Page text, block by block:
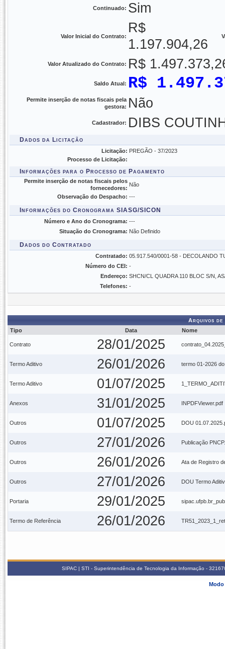
Continuado: Sim
Valor Inicial do Contrato:
R$
1.197.904,26
Valor Atualizado do Contrato: R$
Saldo Atual: R$
Permite inserção de notas fiscais pela
gestora: Não
Cadastrador: DIBS
Dados da Licitação
Licitação: PREGÃO - 37/2023
Processo de Licitação:
Informações para o Processo de Pagamento
Permite inserção de notas fiscais pelos
fornecedores:
Não
Observação do Despacho: ---
Informações do Cronograma SIASG/SICON
Número e Ano do Cronograma: ---
Situação do Cronograma: Não Definido
Dados do Contratado
Contratado: 05.917.540/0001-58 - DECOLANDO
Número do CEI: -
Endereço: SHCN/CL QUADRA 110 BLOC S/N,
Telefones: -
Arquivos
Tipo
Data Nome
Contrato 28/01/2025
Termo Aditivo 26/01/2026 termo 01-2026
Termo Aditivo 01/07/2025
Anexos 31/01/2025 INPDFViewer.pdf
Outros 01/07/2025 DOU
Outros 27/01/2026 Publicação
Outros 26/01/2026 Ata de Registro
Outros 27/01/2026 DOU Termo
Portaria 29/01/2025
Termo de Referência 26/01/2026
SIPAC | STI - Superintendência de Tecnologia da Informação -
Modo